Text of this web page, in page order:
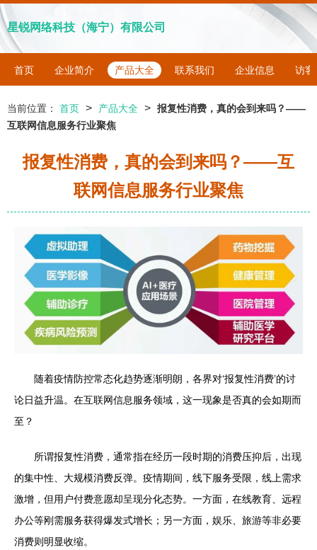
星锐网络科技（海宁）有限公司
首页 企业简介 产品大全 联系我们 企业信息 访客
当前位置： 首页 > 产品大全 > 报复性消费，真的会到来吗？——
互联网信息服务行业聚焦
报复性消费，真的会到来吗？——互
联网信息服务行业聚焦
随着疫情防控常态化趋势逐渐明朗，各界对‘报复性消费’的讨
论日益升温。在互联网信息服务领域，这一现象是否真的会如期而
至？
所谓报复性消费，通常指在经历一段时期的消费压抑后，出现
的集中性、大规模消费反弹。疫情期间，线下服务受限，线上需求
激增，但用户付费意愿却呈现分化态势。一方面，在线教育、远程
办公等刚需服务获得爆发式增长；另一方面，娱乐、旅游等非必要
消费则明显收缩。